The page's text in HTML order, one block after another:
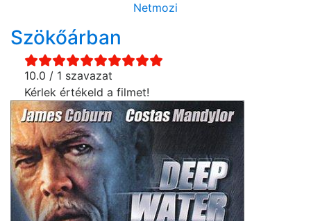
Netmozi
Szökőárban
10.0 / 1 szavazat
Kérlek értékeld a filmet!